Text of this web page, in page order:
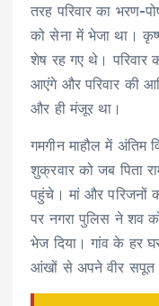
तरह परिवार का भरण-
को सेना में भेजा था।
शेष रह गए थे। परिवार
आएंगे और परिवार की
और ही मंजूर था।
गमगीन माहौल में अंतिम
शुक्रवार को जब पिता
पहुंचे। मां और परिजनों
पर नगरा पुलिस ने शव
भेज दिया। गांव के हर
आंखों से अपने वीर सपूत